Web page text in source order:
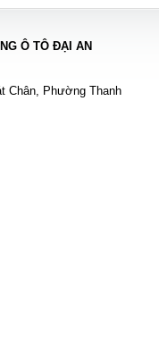
Ô TÔ ĐẠI AN
Chân, Phường Thanh